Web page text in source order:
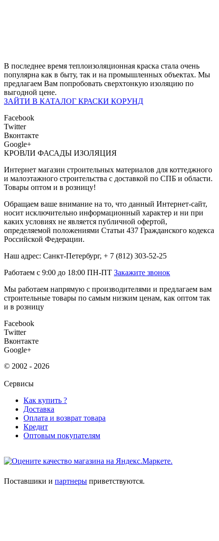
В последнее время теплоизоляционная краска стала очень
популярна как в быту, так и на промышленных объектах. Мы
предлагаем Вам попробовать сверхтонкую изоляцию по
выгодной цене.
ЗАЙТИ В КАТАЛОГ КРАСКИ КОРУНД
Facebook
Twitter
Вконтакте
Google+
КРОВЛИ ФАСАДЫ ИЗОЛЯЦИЯ
Интернет магазин строительных материалов для коттеджного
и малоэтажного строительства с доставкой по СПБ и области.
Товары оптом и в розницу!
Обращаем ваше внимание на то, что данный Интернет-сайт,
носит исключительно информационный характер и ни при
каких условиях не является публичной офертой,
определяемой положениями Статьи 437 Гражданского кодекса
Российской Федерации.
Наш адрес: Санкт-Петербург, + 7 (812) 303-52-25
Работаем с 9:00 до 18:00 ПН-ПТ Закажите звонок
Мы работаем напрямую с производителями и предлагаем вам
строительные товары по самым низким ценам, как оптом так
и в розницу
Facebook
Twitter
Вконтакте
Google+
© 2002 - 2026
Сервисы
Как купить ?
Доставка
Оплата и возврат товара
Кредит
Оптовым покупателям
Поставшики и партнеры приветствуются.